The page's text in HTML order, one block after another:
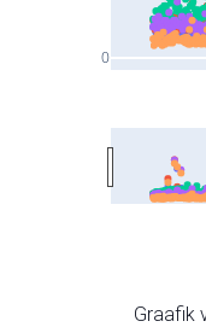
0
Graafik